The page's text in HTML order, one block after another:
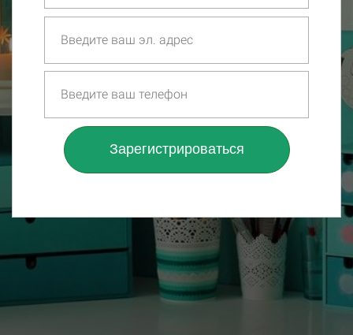
Зарегистрироваться